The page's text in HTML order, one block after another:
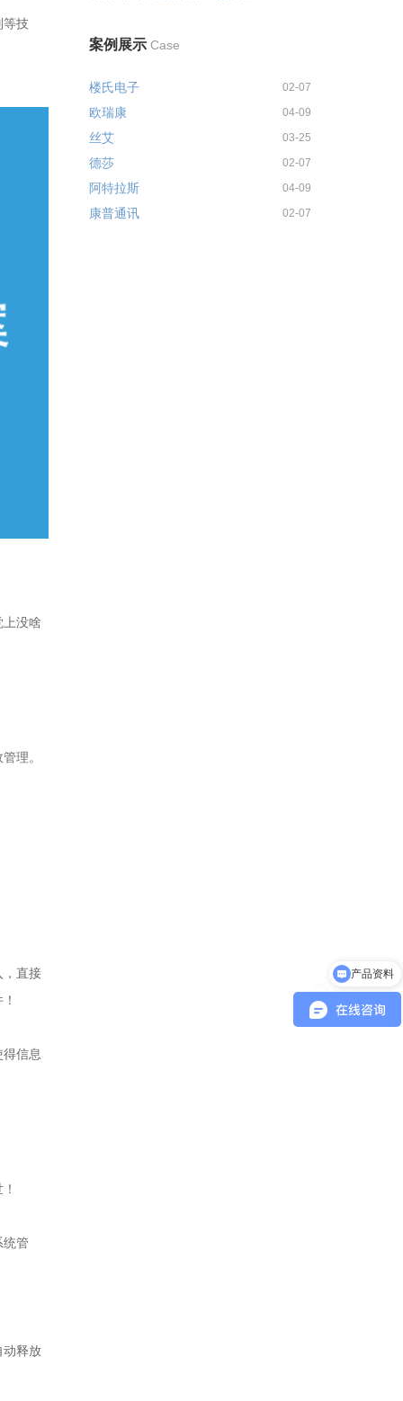
等技
没啥
理。
，直接
信息
统管
动释放
案例展示 Case
楼氏电子 02-07
欧瑞康 04-09
丝艾 03-25
德莎 02-07
阿特拉斯 04-09
康普通讯 02-07
系统部署方式